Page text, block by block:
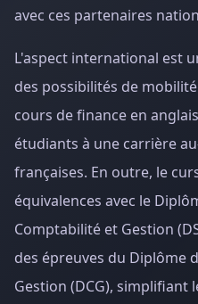
avec ces partenaires
L'aspect international est
des possibilités de
cours de finance en
étudiants à une carrière
françaises. En outre, le
équivalences avec le
Comptabilité et Gestion
des épreuves du Diplôme
Gestion (DCG), simplifiant